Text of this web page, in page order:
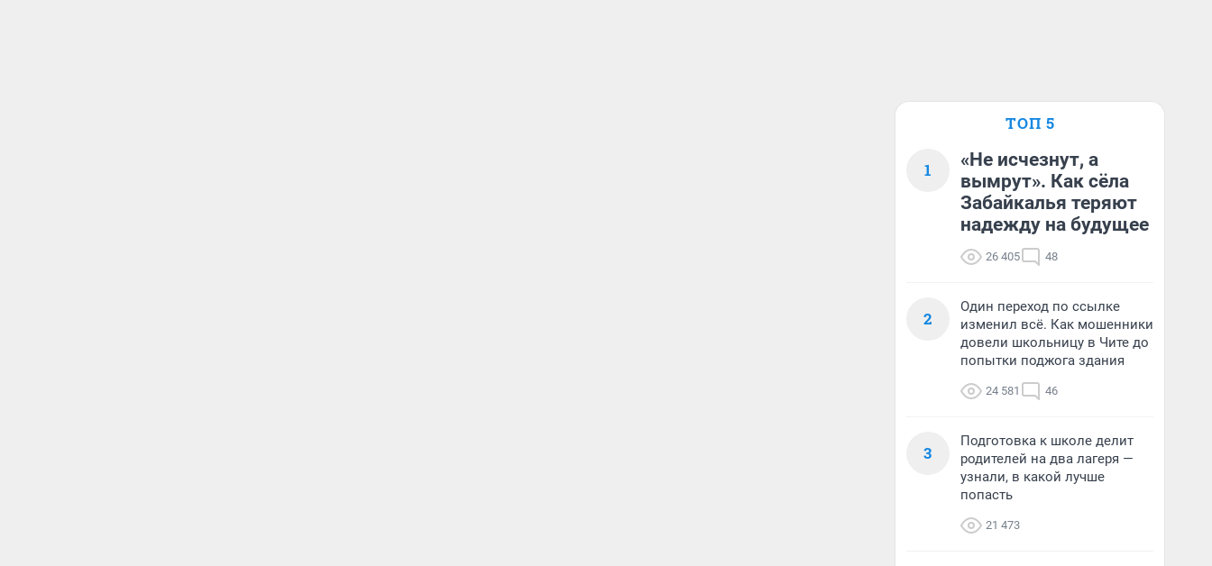
ТОП 5
1
«Не исчезнут, а
вымрут». Как сёла
Забайкалья теряют
надежду на будущее
26 405 48
2
Один переход по ссылке
изменил всё. Как мошенники
довели школьницу в Чите до
попытки поджога здания
24 581 46
3
Подготовка к школе делит
родителей на два лагеря —
узнали, в какой лучше
попасть
21 473